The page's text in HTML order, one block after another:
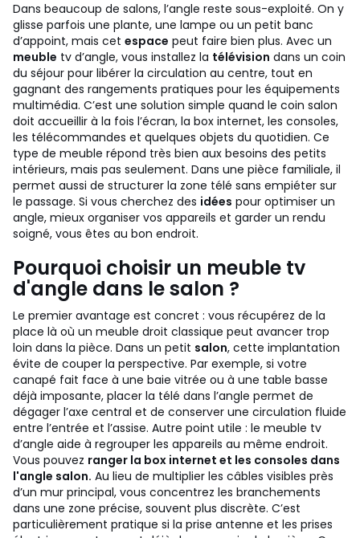
Dans beaucoup de salons, l’angle reste sous-exploité. On y
glisse parfois une plante, une lampe ou un petit banc
d’appoint, mais cet espace peut faire bien plus. Avec un
meuble tv d’angle, vous installez la télévision dans un coin
du séjour pour libérer la circulation au centre, tout en
gagnant des rangements pratiques pour les équipements
multimédia. C’est une solution simple quand le coin salon
doit accueillir à la fois l’écran, la box internet, les consoles,
les télécommandes et quelques objets du quotidien. Ce
type de meuble répond très bien aux besoins des petits
intérieurs, mais pas seulement. Dans une pièce familiale, il
permet aussi de structurer la zone télé sans empiéter sur
le passage. Si vous cherchez des idées pour optimiser un
angle, mieux organiser vos appareils et garder un rendu
soigné, vous êtes au bon endroit.
Pourquoi choisir un meuble tv
d'angle dans le salon ?
Le premier avantage est concret : vous récupérez de la
place là où un meuble droit classique peut avancer trop
loin dans la pièce. Dans un petit salon, cette implantation
évite de couper la perspective. Par exemple, si votre
canapé fait face à une baie vitrée ou à une table basse
déjà imposante, placer la télé dans l’angle permet de
dégager l’axe central et de conserver une circulation fluide
entre l’entrée et l’assise. Autre point utile : le meuble tv
d’angle aide à regrouper les appareils au même endroit.
Vous pouvez ranger la box internet et les consoles dans
l'angle salon. Au lieu de multiplier les câbles visibles près
d’un mur principal, vous concentrez les branchements
dans une zone précise, souvent plus discrète. C’est
particulièrement pratique si la prise antenne et les prises